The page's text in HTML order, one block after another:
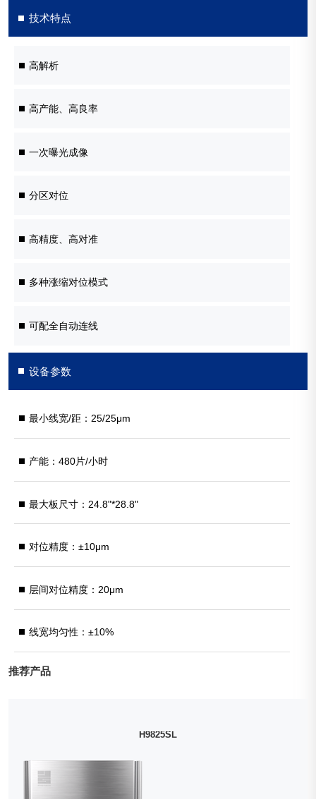
技术特点
高解析
高产能、高良率
一次曝光成像
分区对位
高精度、高对准
多种涨缩对位模式
可配全自动连线
设备参数
最小线宽/距：25/25μm
产能：480片/小时
最大板尺寸：24.8"*28.8"
对位精度：±10μm
层间对位精度：20μm
线宽均匀性：±10%
推荐产品
H9825SL